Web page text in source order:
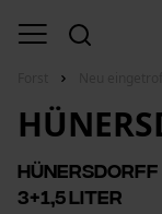
Hünersdorff
3+1,5 Liter